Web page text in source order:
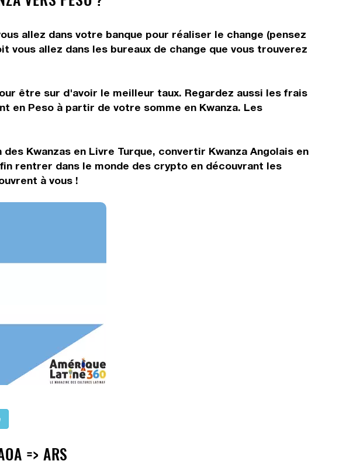
allez dans votre banque pour réaliser le change (pensez
vous allez dans les bureaux de change que vous trouverez
être sur d'avoir le meilleur taux. Regardez aussi les frais
en Peso à partir de votre somme en Kwanza. Les
Kwanzas en Livre Turque, convertir Kwanza Angolais en
rentrer dans le monde des crypto en découvrant les
à vous !
=> ARS